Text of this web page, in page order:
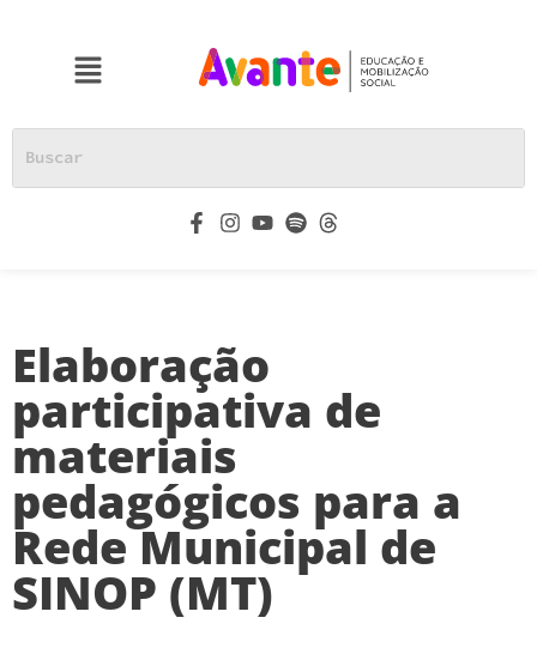
Elaboração
participativa de
materiais
pedagógicos para a
Rede Municipal de
SINOP (MT)